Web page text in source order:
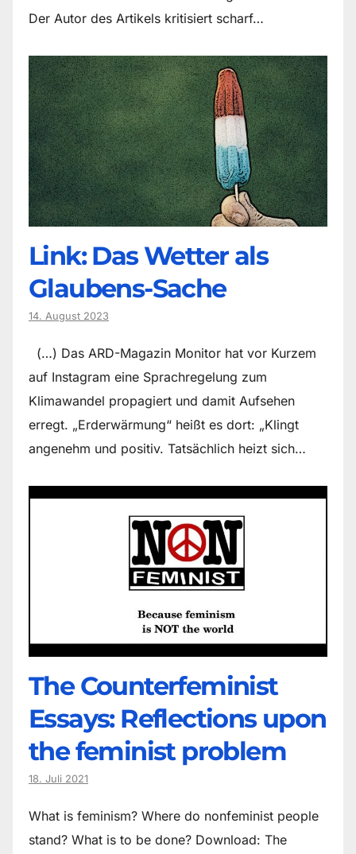
Der Autor des Artikels kritisiert scharf…
Link: Das Wetter als
Glaubens-Sache
14. August 2023
(…) Das ARD-Magazin Monitor hat vor Kurzem
auf Instagram eine Sprachregelung zum
Klimawandel propagiert und damit Aufsehen
erregt. „Erderwärmung“ heißt es dort: „Klingt
angenehm und positiv. Tatsächlich heizt sich…
The Counter­feminist
Essays: Reflections upon
the feminist problem
18. Juli 2021
What is feminism? Where do non­feminist people
stand? What is to be done? Download: The